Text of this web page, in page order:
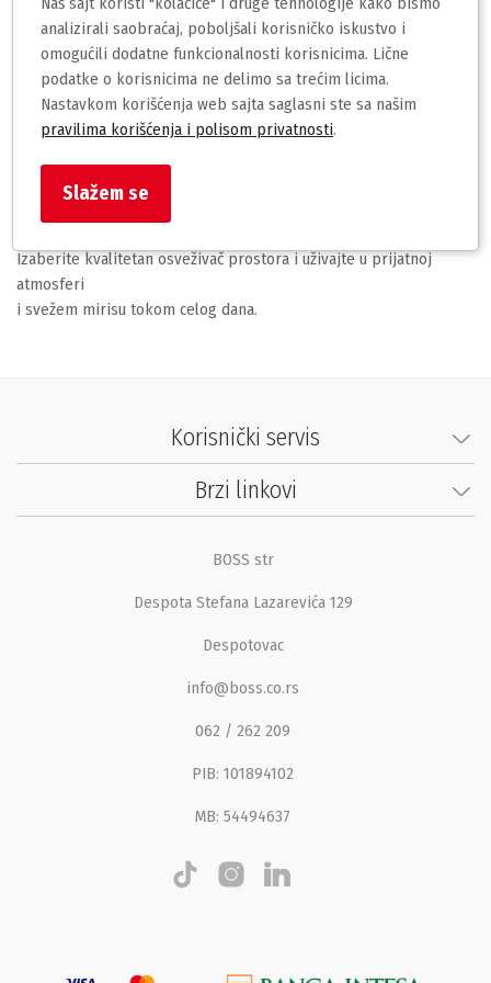
U našoj ponudi nalaze se različiti osveživači prostora namenjeni
za dom,
kancelariju i druge prostorije. Room spray osveživači
osvežavanje prostora, dok difuzeri sa štapićima pružaju
Izaberite kvalitetan osveživač prostora i uživajte u prijatnoj
atmosferi
i svežem mirisu tokom celog dana.
Korisnički servis
Brzi linkovi
BOSS str
Despota Stefana Lazarevića 129
Despotovac
info@boss.co.rs
062 / 262 209
PIB: 101894102
MB: 54494637
analizirali saobraćaj, poboljšali korisničko iskustvo i
omogućili dodatne funkcionalnosti korisnicima. Lične
podatke o korisnicima ne delimo sa trećim licima.
Nastavkom korišćenja web sajta saglasni ste sa našim
pravilima korišćenja i polisom privatnosti.
Slažem se